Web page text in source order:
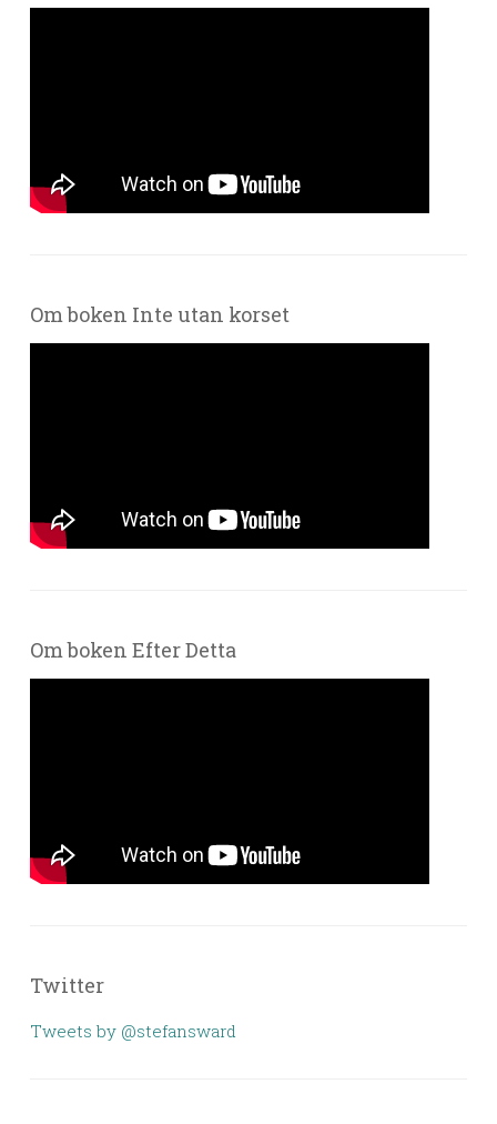
Om boken Inte utan korset
Om boken Efter Detta
Twitter
Tweets by @stefansward